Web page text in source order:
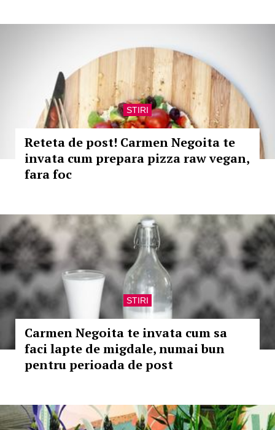
STIRI
Reteta de post! Carmen Negoita te
invata cum prepara pizza raw vegan,
fara foc
STIRI
Carmen Negoita te invata cum sa
faci lapte de migdale, numai bun
pentru perioada de post